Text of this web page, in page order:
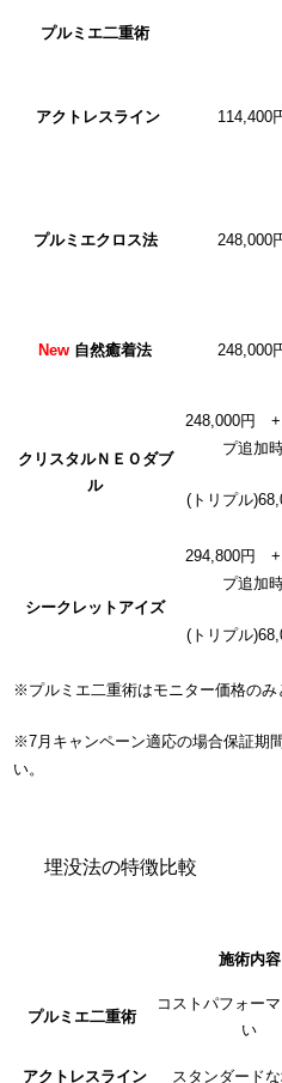
プルミエ二重術
アクトレスライン 114,400
プルミエクロス法 248,000
New 自然癒着法 248,000
クリスタルＮＥＯダブ
ル
248,000円
プ追加
(トリプル
シークレットアイズ
294,800円
プ追加
(トリプル
※プルミエ二重術はモニター価格のみ
※7月キャンペーン適応の場合保証期
い。
埋没法の特徴比較
施術内容
プルミエ二重術
コストパフォー
い
アクトレスライン スタンダード